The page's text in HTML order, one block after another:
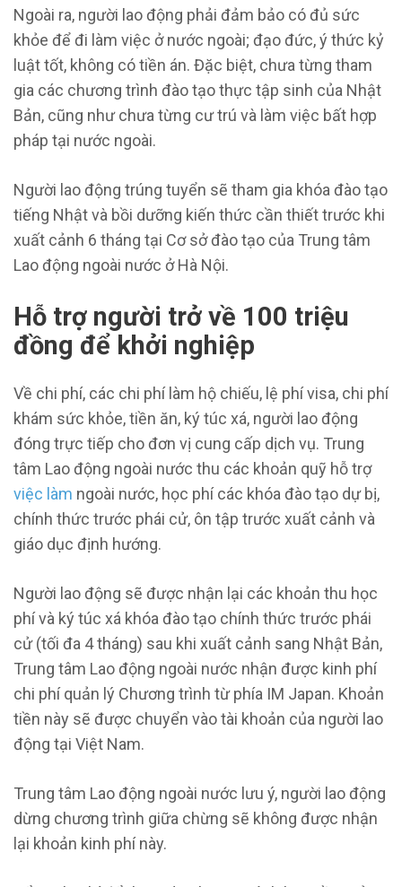
Ngoài ra, người lao động phải đảm bảo có đủ sức
khỏe để đi làm việc ở nước ngoài; đạo đức, ý thức kỷ
luật tốt, không có tiền án. Đặc biệt, chưa từng tham
gia các chương trình đào tạo thực tập sinh của Nhật
Bản, cũng như chưa từng cư trú và làm việc bất hợp
pháp tại nước ngoài.
Người lao động trúng tuyển sẽ tham gia khóa đào tạo
tiếng Nhật và bồi dưỡng kiến thức cần thiết trước khi
xuất cảnh 6 tháng tại Cơ sở đào tạo của Trung tâm
Lao động ngoài nước ở Hà Nội.
Hỗ trợ người trở về 100 triệu
đồng để khởi nghiệp
Về chi phí, các chi phí làm hộ chiếu, lệ phí visa, chi phí
khám sức khỏe, tiền ăn, ký túc xá, người lao động
đóng trực tiếp cho đơn vị cung cấp dịch vụ. Trung
tâm Lao động ngoài nước thu các khoản quỹ hỗ trợ
việc làm ngoài nước, học phí các khóa đào tạo dự bị,
chính thức trước phái cử, ôn tập trước xuất cảnh và
giáo dục định hướng.
Người lao động sẽ được nhận lại các khoản thu học
phí và ký túc xá khóa đào tạo chính thức trước phái
cử (tối đa 4 tháng) sau khi xuất cảnh sang Nhật Bản,
Trung tâm Lao động ngoài nước nhận được kinh phí
chi phí quản lý Chương trình từ phía IM Japan. Khoản
tiền này sẽ được chuyển vào tài khoản của người lao
động tại Việt Nam.
Trung tâm Lao động ngoài nước lưu ý, người lao động
dừng chương trình giữa chừng sẽ không được nhận
lại khoản kinh phí này.